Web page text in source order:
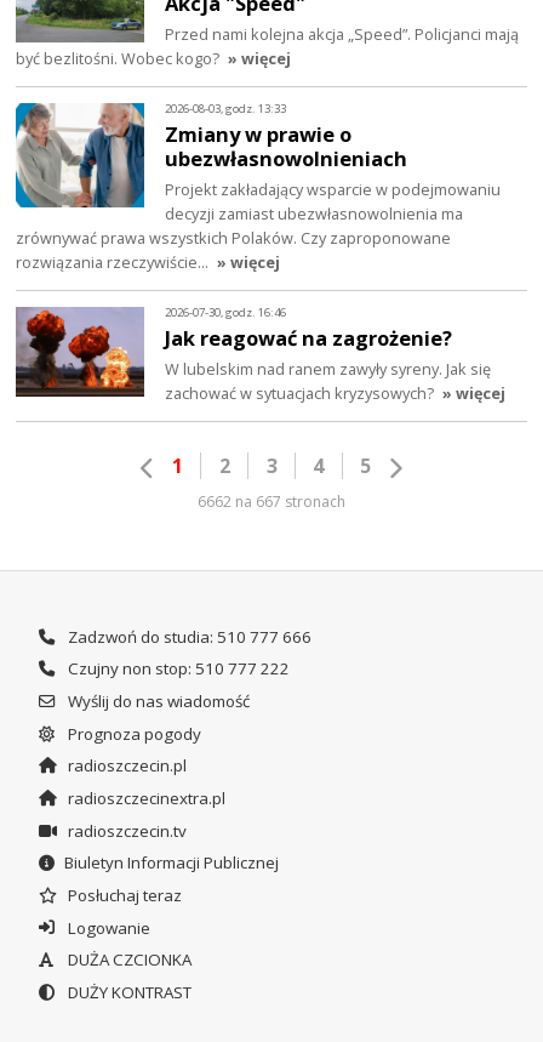
Przed nami kolejna akcja „Speed”. Policjanci mają
być bezlitośni. Wobec kogo? » więcej
2026-08-03, godz. 13:33
Zmiany w prawie o
ubezwłasnowolnieniach
Projekt zakładający wsparcie w podejmowaniu
decyzji zamiast ubezwłasnowolnienia ma
zrównywać prawa wszystkich Polaków. Czy zaproponowane
rozwiązania rzeczywiście… » więcej
2026-07-30, godz. 16:46
Jak reagować na zagrożenie?
W lubelskim nad ranem zawyły syreny. Jak się
zachować w sytuacjach kryzysowych? » więcej
1 2 3 4 5
6662 na 667 stronach
Zadzwoń do studia: 510 777 666
Czujny non stop: 510 777 222
Wyślij do nas wiadomość
Prognoza pogody
radioszczecin.pl
radioszczecinextra.pl
radioszczecin.tv
Biuletyn Informacji Publicznej
Posłuchaj teraz
Logowanie
DUŻA CZCIONKA
DUŻY KONTRAST